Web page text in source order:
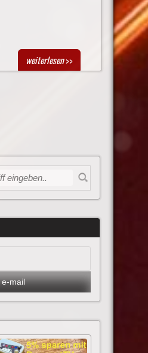
weiterlesen>>